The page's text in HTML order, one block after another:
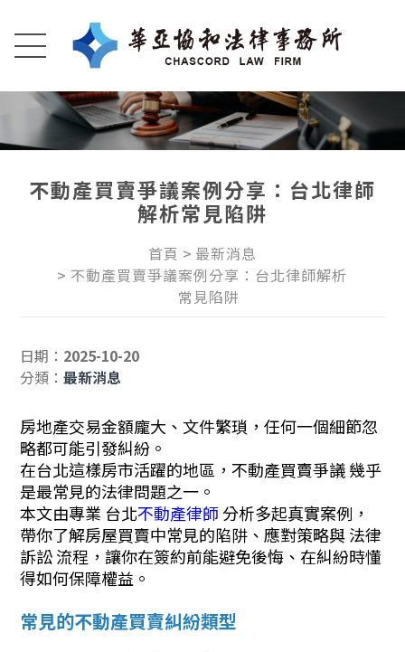
不動產買賣爭議案例分享：台北律師
解析常見陷阱
首頁
最新消息
不動產買賣爭議案例分享：台北律師解析
常見陷阱
日期： 2025-10-20
分類：最新消息
房地產交易金額龐大、文件繁瑣，任何一個細節忽
略都可能引發糾紛。
在台北這樣房市活躍的地區，不動產買賣爭議 幾乎
是最常見的法律問題之一。
本文由專業 台北不動產律師分析多起真實案例，
帶你了解房屋買賣中常見的陷阱、應對策略與 法律
訴訟 流程，讓你在簽約前能避免後悔、在糾紛時懂
得如何保障權益。
常見的不動產買賣糾紛類型